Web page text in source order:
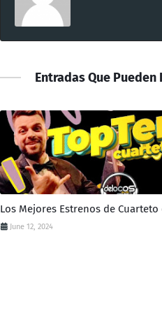
Entradas Que
Los Mejores Estrenos de Cuarteto
June 12, 2024